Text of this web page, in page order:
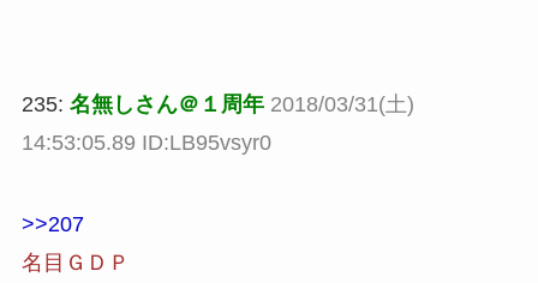
235: 名無しさん＠１周年 2018/03/31(土)
14:53:05.89 ID:LB95vsyr0
>>207
名目ＧＤＰ